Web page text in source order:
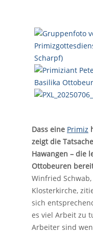
Dass eine Primiz
zeigt die
Hawangen – die
Ottobeuren
Winfried
Klosterkirche,
sich
es viel Arbeit zu
Arbeiter sind